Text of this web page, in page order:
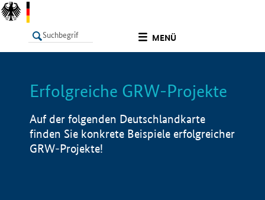
MENÜ
LISTE Info
Erfolgreiche GRW-Projekte
Auf der folgenden Deutschlandkarte
finden Sie konkrete Beispiele erfolgreicher
GRW-Projekte!